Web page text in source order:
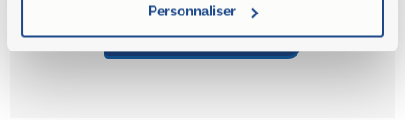
Personnaliser
Paramètres des cookies